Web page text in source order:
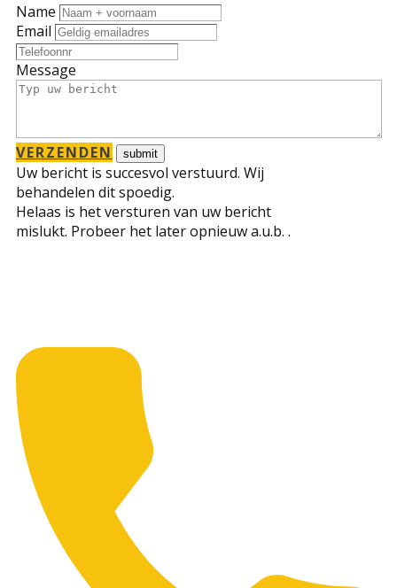
Name
Email
Message
VERZENDEN
Uw bericht is succesvol verstuurd. Wij
behandelen dit spoedig.
Helaas is het versturen van uw bericht
mislukt. Probeer het later opnieuw a.u.b. .